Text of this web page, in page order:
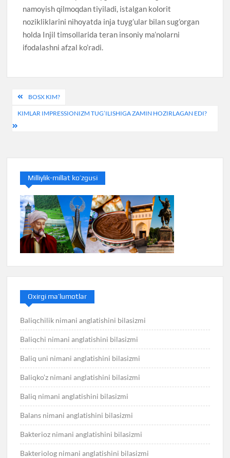
namoyish qilmoqdan tiyiladi, istalgan kolorit
nozikliklarini nihoyatda inja tuyg’ular bilan sug’organ
holda Injil timsollarida teran insoniy ma’nolarni
ifodalashni afzal ko’radi.
Post
menyusi
BOSX KIM?
KIMLAR IMPRESSIONIZM TUG’ILISHIGA ZAMIN HOZIRLAGAN EDI?
Milliylik-millat ko’zgusi
Oxirgi ma’lumotlar
Baliqchilik nimani anglatishini bilasizmi
Baliqchi nimani anglatishini bilasizmi
Baliq uni nimani anglatishini bilasizmi
Baliqko’z nimani anglatishini bilasizmi
Baliq nimani anglatishini bilasizmi
Balans nimani anglatishini bilasizmi
Bakterioz nimani anglatishini bilasizmi
Bakteriolog nimani anglatishini bilasizmi